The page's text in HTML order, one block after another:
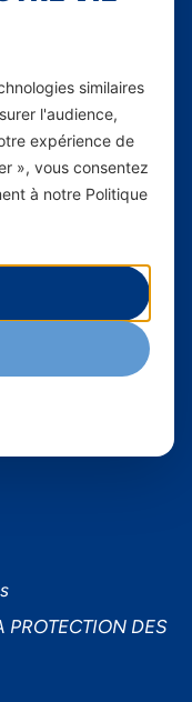
PROTECTION DES
similaires
l'audience,
expérience de
», vous consentez
à notre Politique